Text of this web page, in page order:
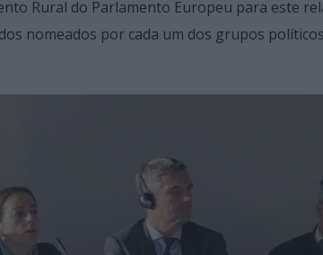
Rural do Parlamento Europeu para este
nomeados por cada um dos grupos